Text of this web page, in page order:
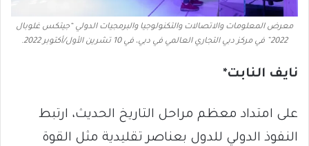
معرض المعلومات والاتصالات والتكنولوجيا والبرمجيات الدولي “جيتكس غلوبال
2022” في مركز دبي التجاري العالمي في دبي، في 10 تشرين الأول/أكتوبر 2022.
نايف النابت*
على امتداد معظم مراحل التاريخ الحديث، ارتبط
النفوذ الدولي للدول بعناصر تقليدية مثل القوة